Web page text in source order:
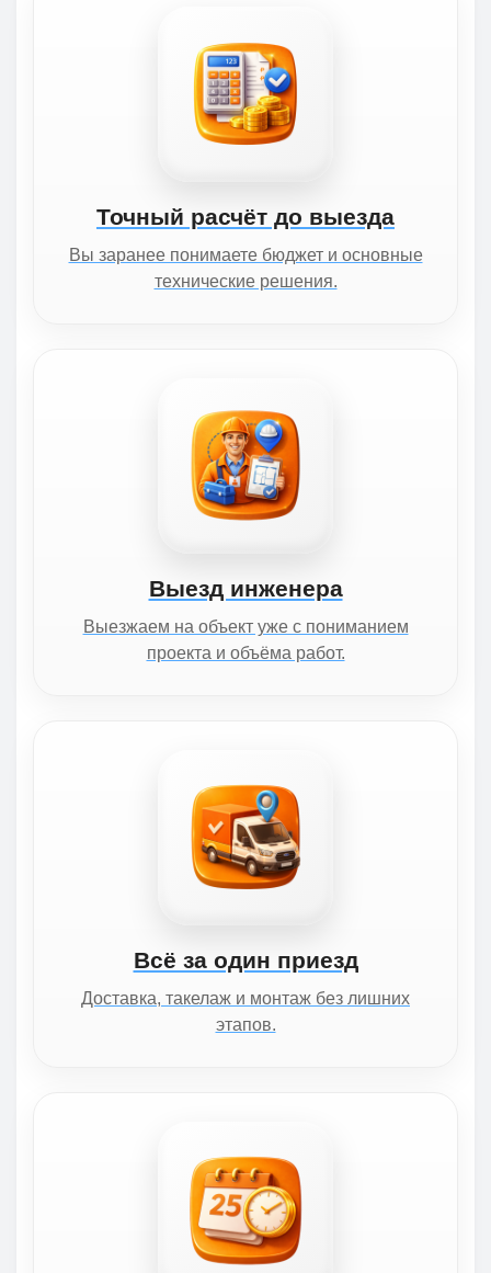
Точный расчёт до выезда
Вы заранее понимаете бюджет и основные
технические решения.
Выезд инженера
Выезжаем на объект уже с пониманием
проекта и объёма работ.
Всё за один приезд
Доставка, такелаж и монтаж без лишних
этапов.